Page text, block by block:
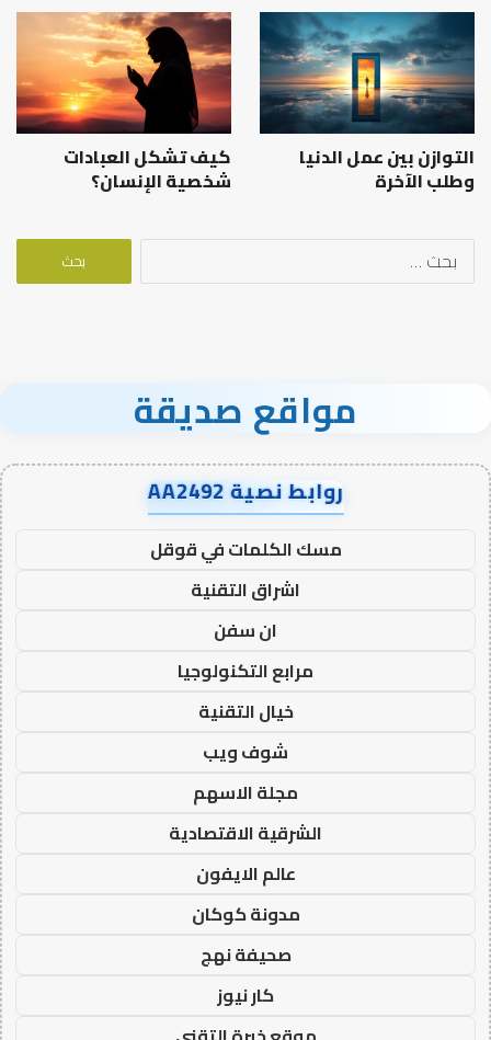
التوازن بين عمل الدنيا
وطلب الآخرة
كيف تشكل العبادات
شخصية الإنسان؟
البحث
مواقع صديقة
روابط نصية AA2492
مسك الكلمات في قوقل
اشراق التقنية
ان سفن
مرابع التكنولوجيا
خيال التقنية
شوف ويب
مجلة الاسهم
الشرقية الاقتصادية
عالم الايفون
مدونة كوكان
صحيفة نهج
كار نيوز